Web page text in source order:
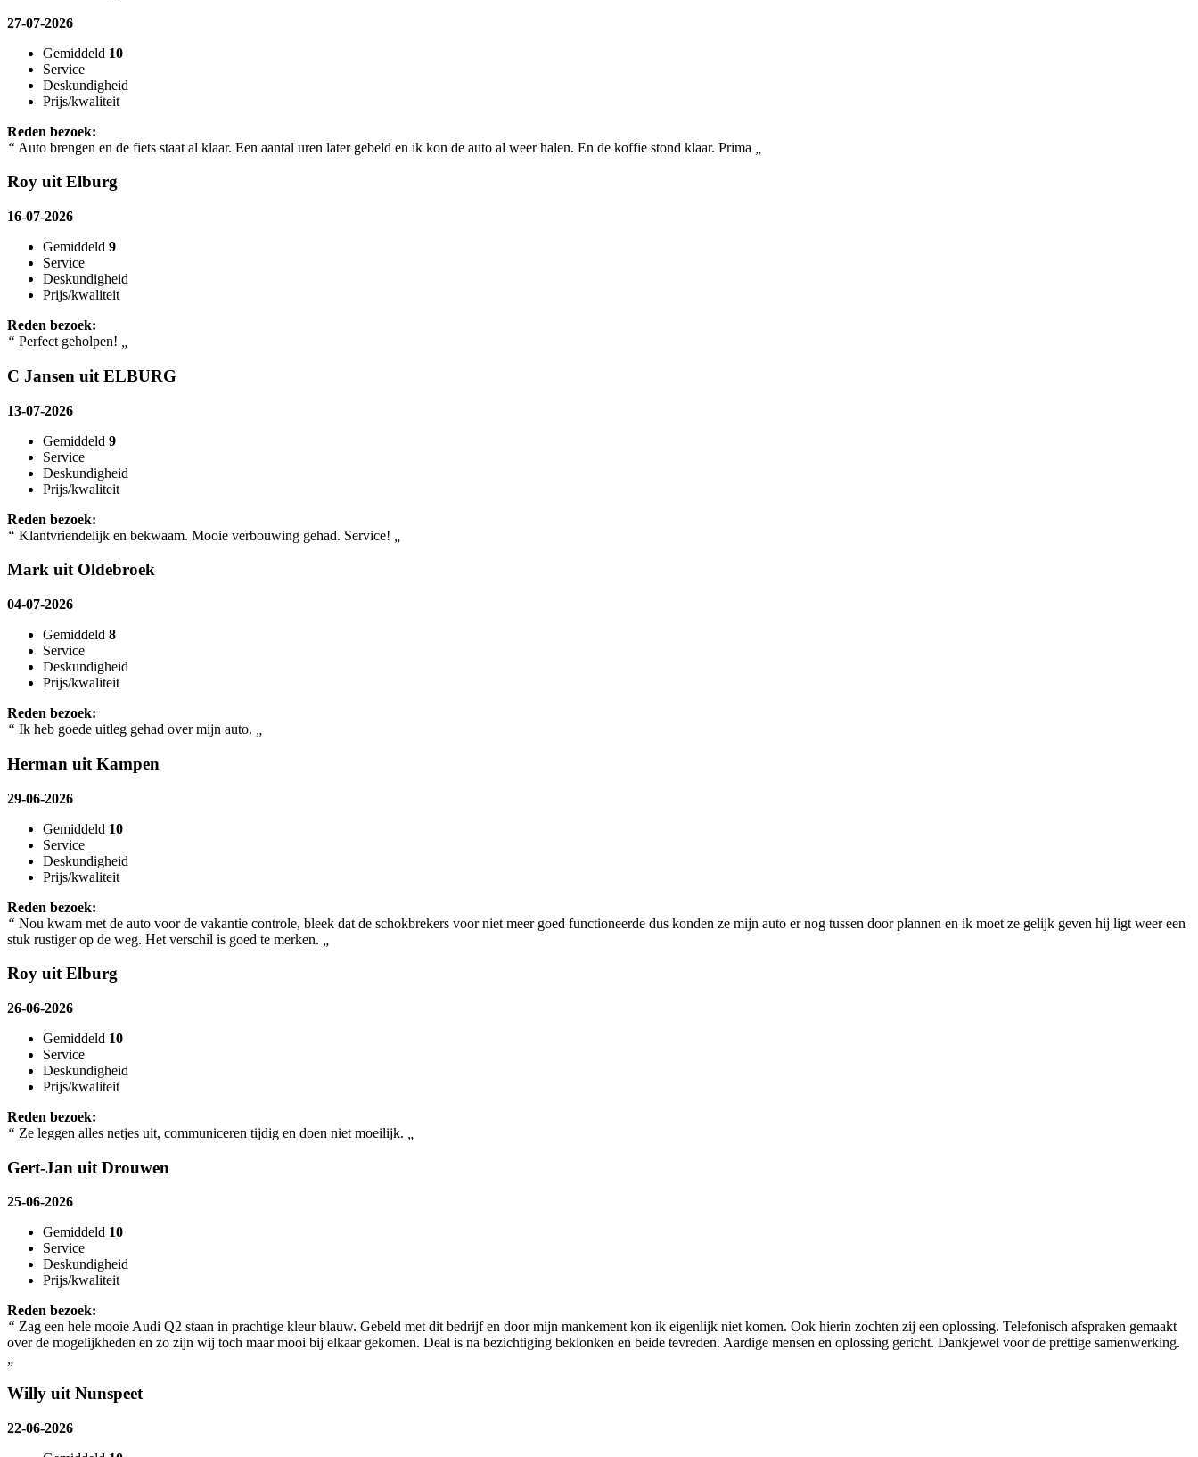
27-07-2026
Gemiddeld 10
Service
Deskundigheid
Prijs/kwaliteit
Reden bezoek:
“ Auto brengen en de fiets staat al klaar. Een aantal uren later gebeld en ik kon de auto al weer halen. En de koffie stond klaar. Prima
Roy uit Elburg
16-07-2026
Gemiddeld 9
Service
Deskundigheid
Prijs/kwaliteit
Reden bezoek:
“ Perfect geholpen!
C Jansen uit ELBURG
13-07-2026
Gemiddeld 9
Service
Deskundigheid
Prijs/kwaliteit
Reden bezoek:
“ Klantvriendelijk en bekwaam. Mooie verbouwing gehad. Service!
Mark uit Oldebroek
04-07-2026
Gemiddeld 8
Service
Deskundigheid
Prijs/kwaliteit
Reden bezoek:
“ Ik heb goede uitleg gehad over mijn auto.
Herman uit Kampen
29-06-2026
Gemiddeld 10
Service
Deskundigheid
Prijs/kwaliteit
Reden bezoek:
“ Nou kwam met de auto voor de vakantie controle, bleek dat de schokbrekers voor niet meer goed functioneerde dus konden ze mijn auto er nog tussen door plannen en ik moet ze gelijk geven hij ligt weer een
stuk rustiger op de weg. Het verschil is goed te merken.
Roy uit Elburg
26-06-2026
Gemiddeld 10
Service
Deskundigheid
Prijs/kwaliteit
Reden bezoek:
“ Ze leggen alles netjes uit, communiceren tijdig en doen niet moeilijk.
Gert-Jan uit Drouwen
25-06-2026
Gemiddeld 10
Service
Deskundigheid
Prijs/kwaliteit
Reden bezoek:
“ Zag een hele mooie Audi Q2 staan in prachtige kleur blauw. Gebeld met dit bedrijf en door mijn mankement kon ik eigenlijk niet komen. Ook hierin zochten zij een oplossing. Telefonisch afspraken gemaakt
over de mogelijkheden en zo zijn wij toch maar mooi bij elkaar gekomen. Deal is na bezichtiging beklonken en beide tevreden. Aardige mensen en oplossing gericht. Dankjewel voor de prettige samenwerking.
Willy uit Nunspeet
22-06-2026